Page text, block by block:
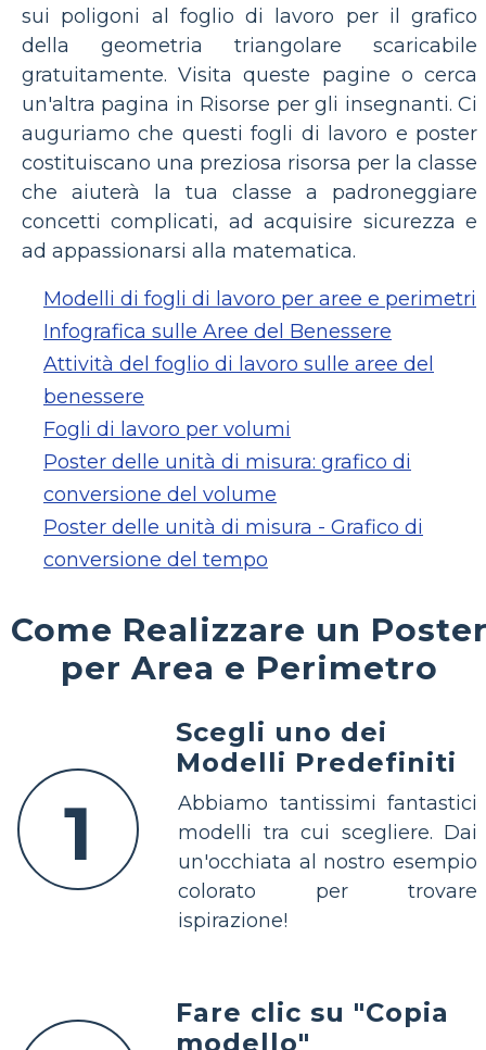
sui poligoni al foglio di lavoro per il grafico
della geometria triangolare scaricabile
gratuitamente. Visita queste pagine o cerca
un'altra pagina in Risorse per gli insegnanti. Ci
auguriamo che questi fogli di lavoro e poster
costituiscano una preziosa risorsa per la classe
che aiuterà la tua classe a padroneggiare
concetti complicati, ad acquisire sicurezza e
ad appassionarsi alla matematica.
Modelli di fogli di lavoro per aree e perimetri
Infografica sulle Aree del Benessere
Attività del foglio di lavoro sulle aree del
benessere
Fogli di lavoro per volumi
Poster delle unità di misura: grafico di
conversione del volume
Poster delle unità di misura - Grafico di
conversione del tempo
Come Realizzare un
per Area e Perimetro
1
Scegli uno dei
Modelli Predefiniti
Abbiamo tantissimi fantastici
modelli tra cui scegliere. Dai
un'occhiata al nostro esempio
colorato per trovare
ispirazione!
Fare clic su "Copia
modello"